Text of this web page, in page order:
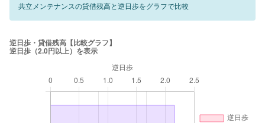
共立メンテナンスの貸借残高と逆日歩をグラフで比較